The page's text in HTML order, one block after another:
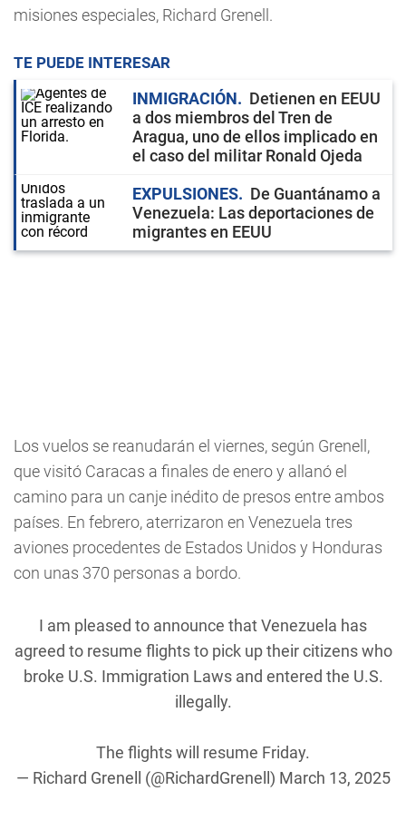
misiones especiales, Richard Grenell.
TE PUEDE INTERESAR
INMIGRACIÓN
Detienen en EEUU
a dos miembros del Tren de
Aragua, uno de ellos implicado en
el caso del militar Ronald Ojeda
EXPULSIONES
De Guantánamo a
Venezuela: Las deportaciones de
migrantes en EEUU
Los vuelos se reanudarán el viernes, según Grenell,
que visitó Caracas a finales de enero y allanó el
camino para un canje inédito de presos entre ambos
países. En febrero, aterrizaron en Venezuela tres
aviones procedentes de Estados Unidos y Honduras
con unas 370 personas a bordo.
I am pleased to announce that Venezuela has
agreed to resume flights to pick up their citizens who
broke U.S. Immigration Laws and entered the U.S.
illegally.
The flights will resume Friday.
— Richard Grenell (@RichardGrenell) March 13, 2025